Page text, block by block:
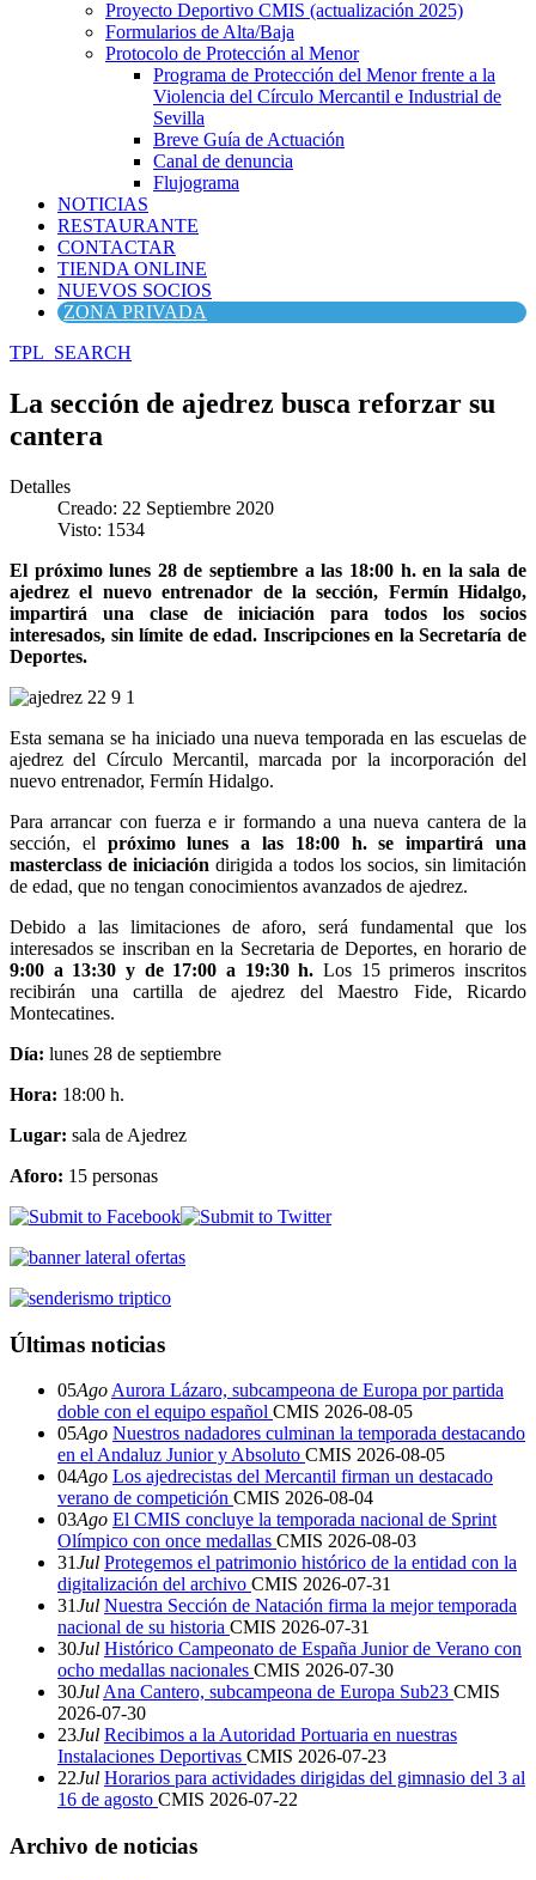
Proyecto Deportivo CMIS (actualización 2025)
Formularios de Alta/Baja
Protocolo de Protección al Menor
Programa de Protección del Menor frente a la
Violencia del Círculo Mercantil e Industrial de
Sevilla
Breve Guía de Actuación
Canal de denuncia
Flujograma
NOTICIAS
RESTAURANTE
CONTACTAR
TIENDA ONLINE
NUEVOS SOCIOS
ZONA PRIVADA
TPL_SEARCH
La sección de ajedrez busca reforzar su
cantera
Detalles
Creado: 22 Septiembre 2020
Visto: 1534
El próximo lunes 28 de septiembre a las 18:00 h. en la sala de
ajedrez el nuevo entrenador de la sección, Fermín Hidalgo,
impartirá una clase de iniciación para todos los socios
interesados, sin límite de edad. Inscripciones en la Secretaría de
Deportes.
Esta semana se ha iniciado una nueva temporada en las escuelas de
ajedrez del Círculo Mercantil, marcada por la incorporación del
nuevo entrenador, Fermín Hidalgo.
Para arrancar con fuerza e ir formando a una nueva cantera de la
sección, el próximo lunes a las 18:00 h. se impartirá una
masterclass de iniciación dirigida a todos los socios, sin limitación
de edad, que no tengan conocimientos avanzados de ajedrez.
Debido a las limitaciones de aforo, será fundamental que los
interesados se inscriban en la Secretaria de Deportes, en horario de
9:00 a 13:30 y de 17:00 a 19:30 h. Los 15 primeros inscritos
recibirán una cartilla de ajedrez del Maestro Fide, Ricardo
Montecatines.
Día: lunes 28 de septiembre
Hora: 18:00 h.
Lugar: sala de Ajedrez
Aforo: 15 personas
Últimas noticias
05Ago Aurora Lázaro, subcampeona de Europa por partida
doble con el equipo español CMIS 2026-08-05
05Ago Nuestros nadadores culminan la temporada destacando
en el Andaluz Junior y Absoluto CMIS 2026-08-05
04Ago Los ajedrecistas del Mercantil firman un destacado
verano de competición CMIS 2026-08-04
03Ago El CMIS concluye la temporada nacional de Sprint
Olímpico con once medallas CMIS 2026-08-03
31Jul Protegemos el patrimonio histórico de la entidad con la
digitalización del archivo CMIS 2026-07-31
31Jul Nuestra Sección de Natación firma la mejor temporada
nacional de su historia CMIS 2026-07-31
30Jul Histórico Campeonato de España Junior de Verano con
ocho medallas nacionales CMIS 2026-07-30
30Jul Ana Cantero, subcampeona de Europa Sub23 CMIS
2026-07-30
23Jul Recibimos a la Autoridad Portuaria en nuestras
Instalaciones Deportivas CMIS 2026-07-23
22Jul Horarios para actividades dirigidas del gimnasio del 3 al
16 de agosto CMIS 2026-07-22
Archivo de noticias